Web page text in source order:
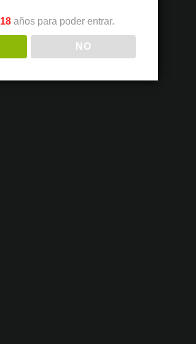
18años para poder entrar.
NO